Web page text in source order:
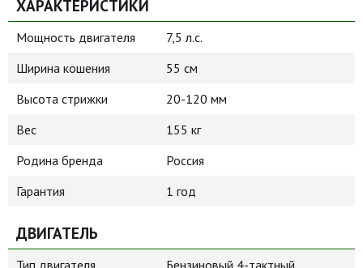
ХАРАКТЕРИСТИКИ
Мощность двигателя
7,5 л.с.
Ширина кошения
55 см
Высота стрижки
20-120 мм
Вес
155 кг
Родина бренда
Россия
Гарантия
1 год
ДВИГАТЕЛЬ
Тип двигателя
Бензиновый 4-тактный